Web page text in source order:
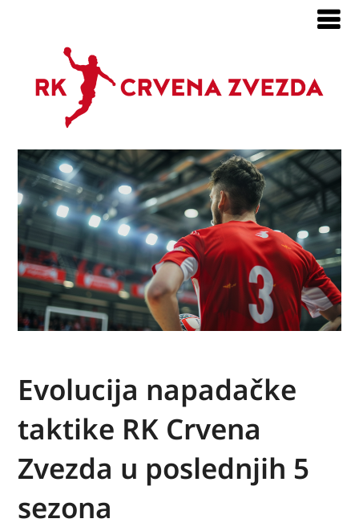
Evolucija napadačke
taktike RK Crvena
Zvezda u poslednjih 5
sezona